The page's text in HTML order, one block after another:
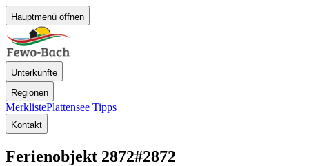
Hauptmenü öffnen
Unterkünfte
Regionen
MerklistePlattensee Tipps
Kontakt
Ferienobjekt 2872#2872